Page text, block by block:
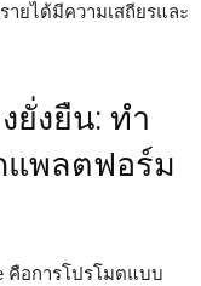
ายได้มีความเสถียรและ
ยั่งยืน: ทำ
แพลตฟอร์ม
คือการโปรโมตแบบ